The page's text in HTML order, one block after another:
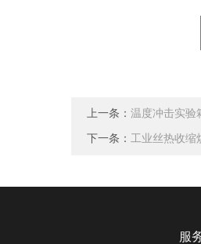
上一条： 温度冲击实验
下一条： 工业丝热收缩
服